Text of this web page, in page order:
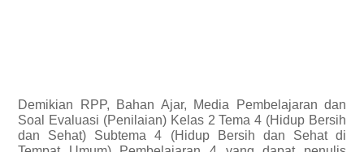
Demikian
RPP, Bahan Ajar, Media Pembelajaran dan
Soal Evaluasi (Penilaian) Kelas 2 Tema 4 (Hidup Bersih
dan Sehat) Subtema 4 (Hidup Bersih dan Sehat di